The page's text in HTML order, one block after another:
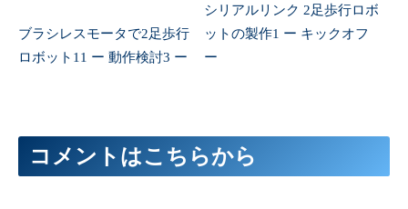
ブラシレスモータで2足歩行
ロボット11 ー 動作検討3 ー
シリアルリンク 2足歩行ロボ
ットの製作1 ー キックオフ
ー
コメントはこちらから